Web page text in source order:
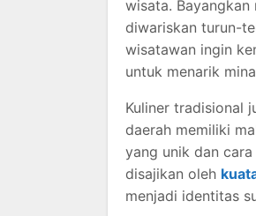
wisata.
diwariskan turun-
wisatawan ingin
untuk menarik
Kuliner tradisional
daerah memiliki
yang unik dan
disajikan oleh
menjadi identitas